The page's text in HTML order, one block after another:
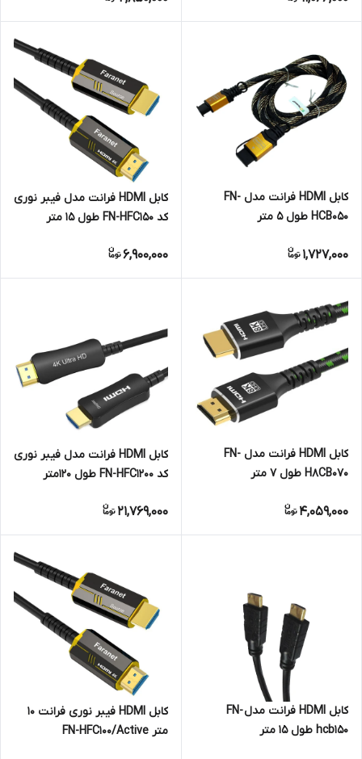
کابل HDMI فرانت مدل FN-
HCB050 طول 5 متر
1,727,000
کابل HDMI فرانت مدل فیبر نوری
کد FN-HFC150 طول 15 متر
6,900,000
کابل HDMI فرانت مدل FN-
H8CB070 طول 7 متر
4,059,000
کابل HDMI فرانت مدل فیبر نوری
کد FN-HFC1200 طول 120متر
21,769,000
کابل HDMI فرانت مدل FN-
hcb150 طول 15 متر
کابل HDMI فیبر نوری فرانت 10
متر FN-HFC100/Active